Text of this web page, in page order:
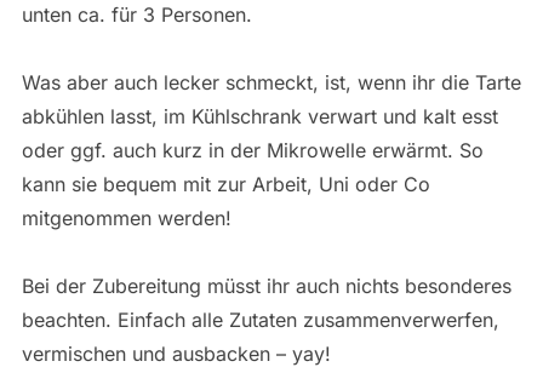
unten ca. für 3 Personen.
Was aber auch lecker schmeckt, ist, wenn ihr die Tarte
abkühlen lasst, im Kühlschrank verwart und kalt esst
oder ggf. auch kurz in der Mikrowelle erwärmt. So
kann sie bequem mit zur Arbeit, Uni oder Co
mitgenommen werden!
Bei der Zubereitung müsst ihr auch nichts besonderes
beachten. Einfach alle Zutaten zusammenverwerfen,
vermischen und ausbacken – yay!